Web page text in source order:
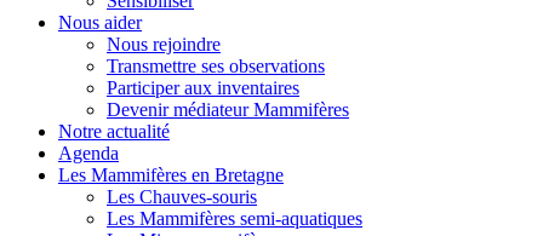
Nous aider
Nous rejoindre
Transmettre ses observations
Participer aux inventaires
Devenir médiateur Mammifères
Notre actualité
Agenda
Les Mammifères en Bretagne
Les Chauves-souris
Les Mammifères semi-aquatiques